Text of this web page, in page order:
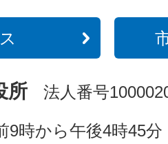
所 法人番号
9時から午後4時45分